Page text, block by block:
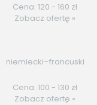
Cena: 120 - 160 zł
Zobacz ofertę »
niemiecki–francuski
Cena: 100 - 130 zł
Zobacz ofertę »